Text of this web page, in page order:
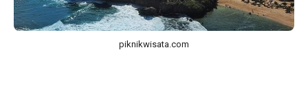
piknikwisata.com